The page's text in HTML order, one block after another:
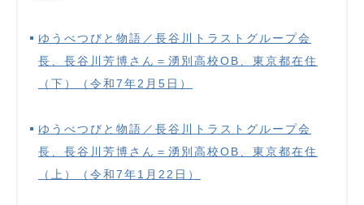
ゆうべつびと物語／長谷川トラストグループ会
長、長谷川芳博さん＝湧別高校OB、東京都在住
（下）（令和7年2月5日）
ゆうべつびと物語／長谷川トラストグループ会
長、長谷川芳博さん＝湧別高校OB、東京都在住
（上）（令和7年1月22日）